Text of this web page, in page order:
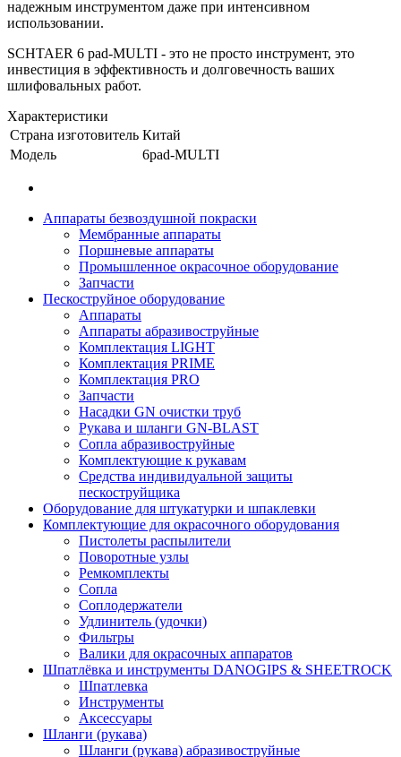
надежным инструментом даже при интенсивном
использовании.
SCHTAER 6 pad-MULTI - это не просто инструмент, это
инвестиция в эффективность и долговечность ваших
шлифовальных работ.
Характеристики
Страна изготовитель Китай
Модель
6pad-MULTI
Аппараты безвоздушной покраски
Мембранные аппараты
Поршневые аппараты
Промышленное окрасочное оборудование
Запчасти
Пескоструйное оборудование
Аппараты
Аппараты абразивоструйные
Комплектация LIGHT
Комплектация PRIME
Комплектация PRO
Запчасти
Насадки GN очистки труб
Рукава и шланги GN-BLAST
Сопла абразивоструйные
Комплектующие к рукавам
Средства индивидуальной защиты
пескоструйщика
Оборудование для штукатурки и шпаклевки
Комплектующие для окрасочного оборудования
Пистолеты распылители
Поворотные узлы
Ремкомплекты
Сопла
Соплодержатели
Удлинитель (удочки)
Фильтры
Валики для окрасочных аппаратов
Шпатлёвка и инструменты DANOGIPS & SHEETROCK
Шпатлевка
Инструменты
Аксессуары
Шланги (рукава)
Шланги (рукава) абразивоструйные